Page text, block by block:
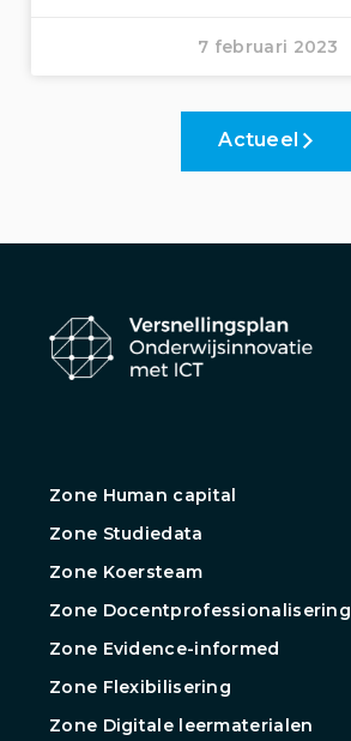
7 februari 2023
Actueel
Zone Human capital
Zone Studiedata
Zone Koersteam
Zone Docentprofessionalisering
Zone Evidence-informed
Zone Flexibilisering
Zone Digitale leermaterialen